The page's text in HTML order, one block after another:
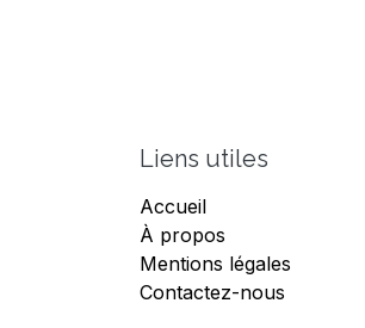
Liens utiles
Accueil
À propos
Mentions légales
Contactez-nous